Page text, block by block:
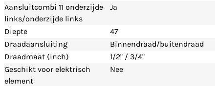
Aansluitcombi 11 onderzijde
links/onderzijde links
Ja
Diepte
47
Draadaansluiting
Binnendraad/buitendraad
Draadmaat (inch)
1/2" / 3/4"
Geschikt voor elektrisch
element
Nee